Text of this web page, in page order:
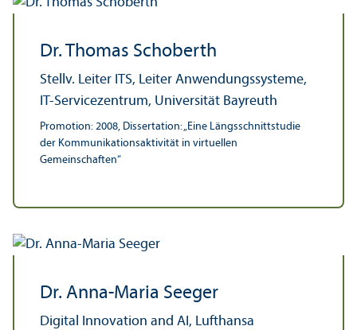
Dr. Thomas Schoberth
Stellv. Leiter ITS, Leiter Anwendungs­systeme,
IT-Servicezentrum, Universität Bayreuth
Promotion: 2008, Dissertation: „Eine Längsschnittstudie
der Kommunikations­aktivität in virtuellen
Gemeinschaften“
Dr. Anna-Maria Seeger
Digital Innovation and AI, Lufthansa